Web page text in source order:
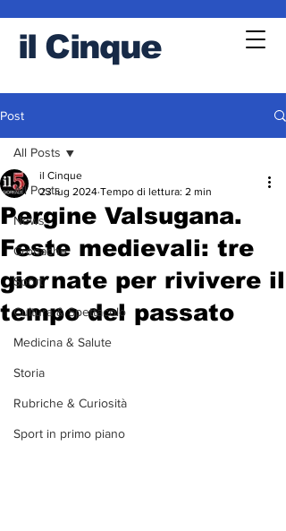
il Cinque
Post
All Posts
News
Cronache
Sport
Cultura & Spettacolo
Medicina & Salute
Storia
Rubriche & Curiosità
Sport in primo piano
All Posts
Pergine Valsugana.
Feste medievali: tre
giornate per rivivere il
tempo del passato
il Cinque
23 lug 2024 Tempo di lettura: 2 min